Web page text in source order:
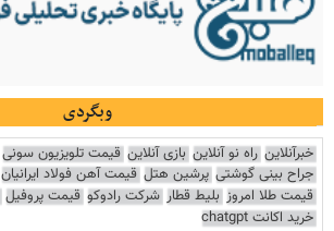
وبگردی
خبرآنلاین راه نو آنلاین بازی آنلاین قیمت تلویزیون سونی
جراح بینی گوشتی پرشین هتل قیمت آهن فولاد ایرانیان
قیمت طلا امروز بلیط قطار شرکت رادوکو قیمت پروفیل
خرید اکانت chatgpt